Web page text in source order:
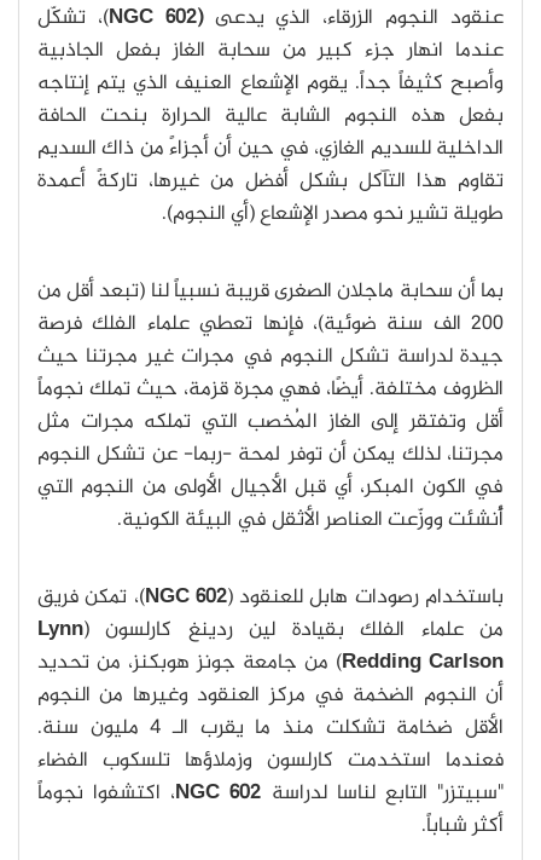
عنقود النجوم الزرقاء، الذي يدعى(NGC 602
)، تشكّل
عندما انهار جزء كبير من سحابة الغاز بفعل الجاذبية
وأصبح كثيفاً جداً. يقوم الإشعاع العنيف الذي يتم إنتاجه
بفعل هذه النجوم الشابة عالية الحرارة بنحت الحافة
الداخلية للسديم الغازي، في حين أن أجزاءً من ذاك السديم
تقاوم هذا التآكل بشكل أفضل من غيرها، تاركةً أعمدة
طويلة تشير نحو مصدر الإشعاع (أي النجوم).
بما أن سحابة ماجلان الصغرى قريبة نسبياً لنا (تبعد أقل من
200 الف سنة ضوئية)، فإنها تعطي علماء الفلك فرصة
جيدة لدراسة تشكل النجوم في مجرات غير مجرتنا حيث
الظروف مختلفة. أيضًا، فهي مجرة قزمة، حيث تملك نجوماً
أقل وتفتقر إلى الغاز المُخصب التي تملكه مجرات مثل
مجرتنا، لذلك يمكن أن توفر لمحة -ربما- عن تشكل النجوم
في الكون المبكر، أي قبل الأجيال الأولى من النجوم التي
أُنشئت ووزّعت العناصر الأثقل في البيئة الكونية.
باستخدام رصودات هابل للعنقود (NGC 602)، تمكن فريق
من علماء الفلك بقيادة لين ردينغ كارلسون (Lynn
Redding Carlson) من جامعة جونز هوبكنز، من تحديد
أن النجوم الضخمة في مركز العنقود وغيرها من النجوم
الأقل ضخامة تشكلت منذ ما يقرب الـ 4 مليون سنة.
فعندما استخدمت كارلسون وزملاؤها تلسكوب الفضاء
"سبيتزر" التابع لناسا لدراسة NGC 602، اكتشفوا نجوماً
أكثر شباباً.